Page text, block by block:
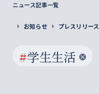
ニュース記事一覧
お知らせ プレスリリース
#学生生活